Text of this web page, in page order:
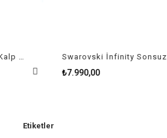
Swarovski İnfinity Sonsuzluk ve Kalp Sembollü Beyaz Rodyum Kaplama Bileklik
₺7.990,00
Etiketler